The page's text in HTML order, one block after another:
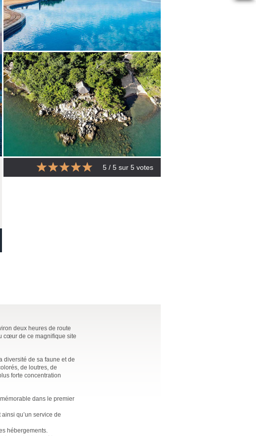
5 / 5 sur 5 votes
deux heures de route
cœur de ce magnifique site
diversité de sa faune et de
de loutres, de
forte concentration
dans le premier
qu’un service de
hébergements.